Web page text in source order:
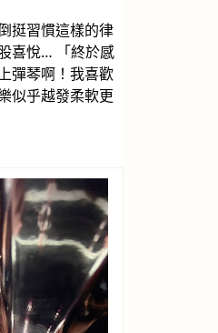
挺習慣這樣的律
喜悅… 「終於感
彈琴啊！我喜歡
似乎越發柔軟更